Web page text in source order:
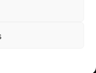
STUDIO